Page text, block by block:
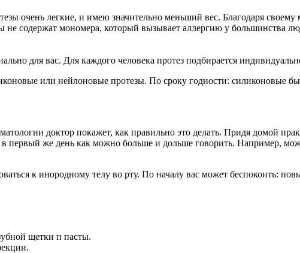
очень легкие, и имею значительно меньший вес. Благодаря
не содержат мономера, который вызывает аллергию у большинства
для вас. Для каждого человека протез подбирается
или нейлоновые протезы. По сроку годности: силиконовые
доктор покажет, как правильно это делать. Придя домой
в первый же день как можно больше и дольше говорить. Например,
к инородному телу во рту. По началу вас может беспокоить:
щетки п пасты.